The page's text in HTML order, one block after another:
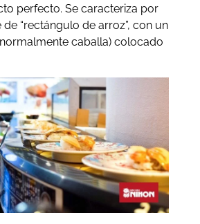
perfecto. Se caracteriza por
“rectángulo de arroz”, con un
caballa) colocado